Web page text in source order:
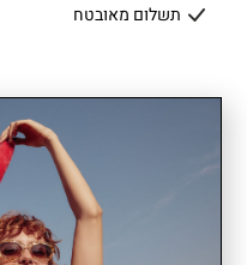
תשלום מאובטח